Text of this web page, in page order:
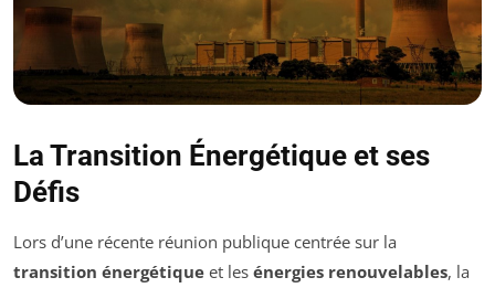
La Transition Énergétique et ses
Défis
Lors d’une récente réunion publique centrée sur la
transition énergétique et les énergies renouvelables, la